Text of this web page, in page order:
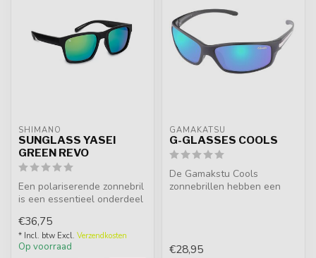
SHIMANO
SUNGLASS YASEI
GREEN REVO
Een polariserende zonnebril
is een essentieel onderdeel
€36,75
* Incl. btw Excl. Verzendkosten
Op voorraad
GAMAKATSU
G-GLASSES COOLS
De Gamakstu Cools
zonnebrillen hebben een
€28,95